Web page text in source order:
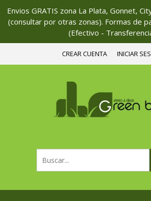
Envios GRATIS zona La Plata, Gonnet,
(consultar por otras zonas). Formas de
(Efectivo -
CREAR CUENTA INICIAR